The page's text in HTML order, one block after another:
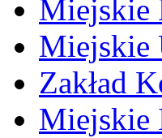
Miejskie
Miejskie
Zakład
Miejskie